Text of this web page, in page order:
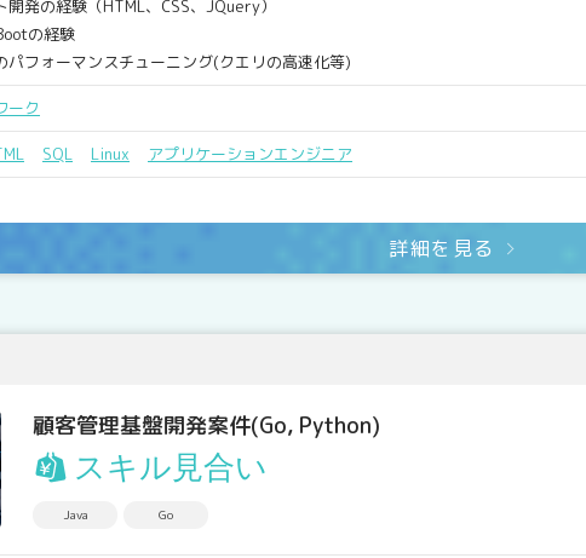
開発の経験（HTML、CSS、JQuery）
の経験
パフォーマンスチューニング(クエリの高速化等)
ーク
SQL Linux アプリケーションエンジニア
詳細を見る
顧客管理基盤開発案件(Go, Python)
スキル見合い
Java Go